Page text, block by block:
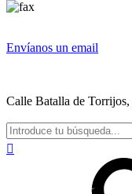
Envíanos un email
Calle Batalla de
